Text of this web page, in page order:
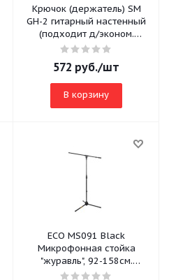
Крючок (держатель) SM
GH-2 гитарный настенный
(подходит д/эконом.
панели), поворотный
572 руб./шт
В корзину
ECO MS091 Black
Микрофонная стойка
"журавль", 92-158см.
стрела: 78см, вес: 1.8кг,